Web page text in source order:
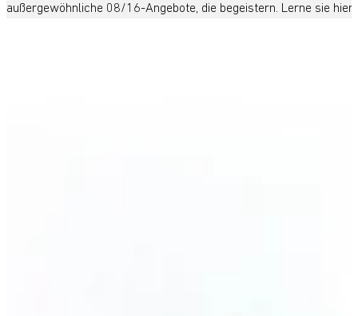
außergewöhnliche 08/16-Angebote, die begeistern. Lerne sie hier